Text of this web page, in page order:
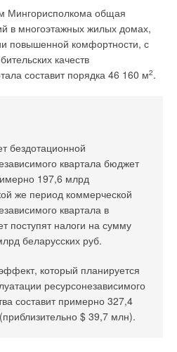
Мингорисполкома общая
в многоэтажных жилых домах,
повышенной комфортности, с
качеств
составит порядка 46 160 м2.
бездотационной
квартала бюджет
197,6 млрд
же период коммерческой
квартала в
поступят налоги на сумму
беларусских руб.
который планируется
ресурсонезависимого
составит примерно 327,4
$ 39,7 млн).
поэтому крайне
справлялось с перекачкой
«Акваника» мы предложили
серии SP из хромоникелевой
по реализации
чем у чугуна, бронзы или
опасений использовать данный
оборудования,
воду. Важно, что насосы,
стали, имеют достаточно
не требуют
и сервисного обслуживания.
предохраняют насос от «сухого
электродвигателя, скачков
искажений и пр.».